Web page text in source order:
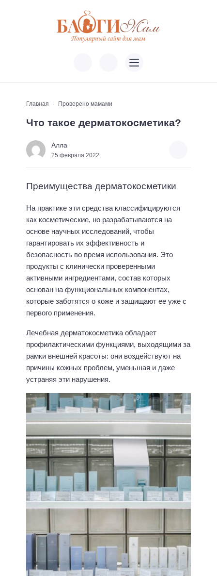
Главная Проверено мамами
Что такое дерматокосметика?
Алла
25 февраля 2022
Преимущества дерматокосметики
На практике эти средства классифицируются
как косметические, но разрабатываются на
основе научных исследований, чтобы
гарантировать их эффективность и
безопасность во время использования. Это
продукты с клинически проверенными
активными ингредиентами, состав которых
основан на функциональных компонентах,
которые заботятся о коже и защищают ее уже с
первого применения.
Лечебная дерматокосметика обладает
профилактическими функциями, выходящими за
рамки внешней красоты: они воздействуют на
причины кожных проблем, уменьшая и даже
устраняя эти нарушения.